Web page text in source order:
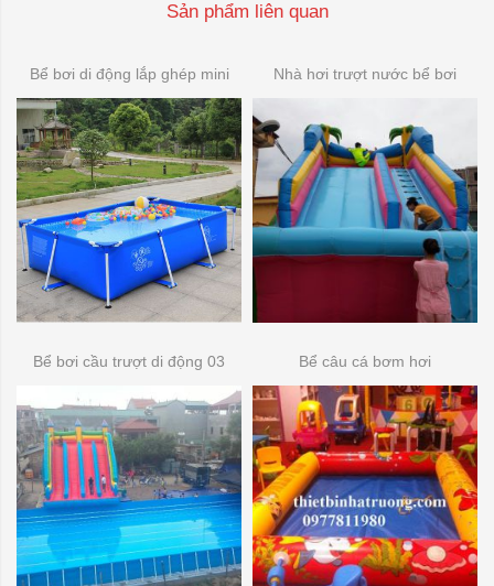
Sản phẩm liên quan
Bể bơi di động lắp ghép mini Nhà hơi trượt nước bể bơi
Bể bơi cầu trượt di động 03 Bể câu cá bơm hơi